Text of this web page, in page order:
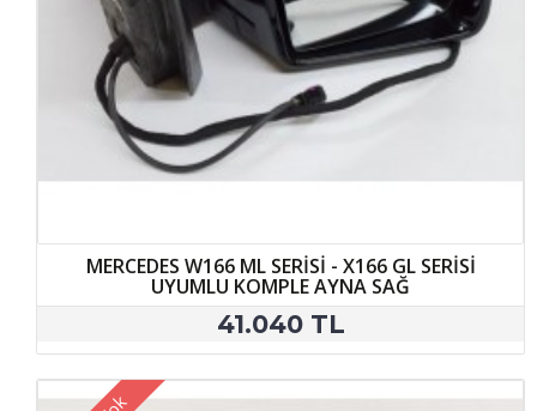
MERCEDES W166 ML SERİSİ - X166 GL SERİSİ
UYUMLU KOMPLE AYNA SAĞ
41.040 TL